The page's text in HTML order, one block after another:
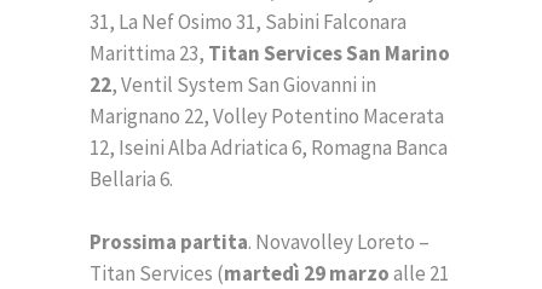
31, La Nef Osimo 31, Sabini Falconara
Marittima 23, Titan Services San Marino
22, Ventil System San Giovanni in
Marignano 22, Volley Potentino Macerata
12, Iseini Alba Adriatica 6, Romagna Banca
Bellaria 6.
Prossima partita. Novavolley Loreto –
Titan Services (martedì 29 marzoalle 21